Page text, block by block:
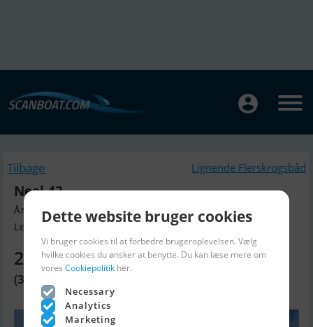
Tilbage Lignende Flerskrogsbåd
Neel 43
Årgang 2021, Flerskrogsbåd til salg
Le Marin, Martinique
2.463.490 DKK
(330.000 EUR)
Dette website bruger cookies
Vi bruger cookies til at forbedre brugeroplevelsen. Vælg
hvilke cookies du ønsker at benytte. Du kan læse mere om
vores Cookiepolitik her.
Necessary
Analytics
Marketing